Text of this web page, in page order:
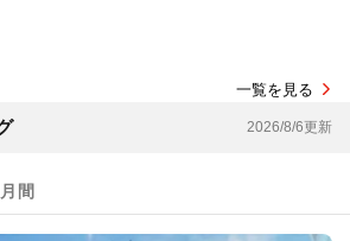
一覧を見る
2026/8/6更新
月間